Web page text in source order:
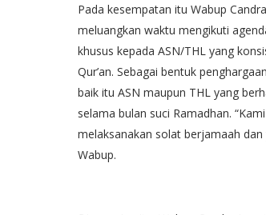
Pada kesempatan itu Wabup
meluangkan waktu mengikuti
khusus kepada ASN/THL yang
Qur’an. Sebagai bentuk
baik itu ASN maupun THL yang
selama bulan suci Ramadhan.
melaksanakan solat berjamaah
Wabup.